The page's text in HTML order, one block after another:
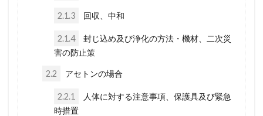
2.1.3 回収、中和
2.1.4
封じ込め及び浄化の方法・機材、二次災
害の防止策
2.2 アセトンの場合
2.2.1
人体に対する注意事項、保護具及び緊急
時措置